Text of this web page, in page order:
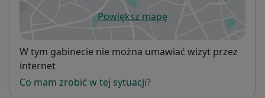
Powiększ mapęotwiera się w nowej karcie
Dostępność
W tym gabinecie nie można umawiać wizyt przez
internet
Co mam zrobić w tej sytuacji?